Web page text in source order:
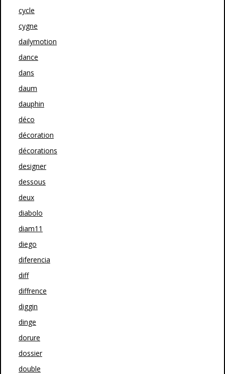
cycle
cygne
dailymotion
dance
dans
daum
dauphin
déco
décoration
décorations
designer
dessous
deux
diabolo
diam11
diego
diferencia
diff
diffrence
diggin
dinge
dorure
dossier
double